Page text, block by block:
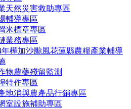
天然災害救助專區
輔導專區
米標章專區
業務專區
年樺加沙颱風花蓮縣農糧產業輔導
物農藥殘留監測
特作專區
地消與農產品行銷專區
室設施補助專區